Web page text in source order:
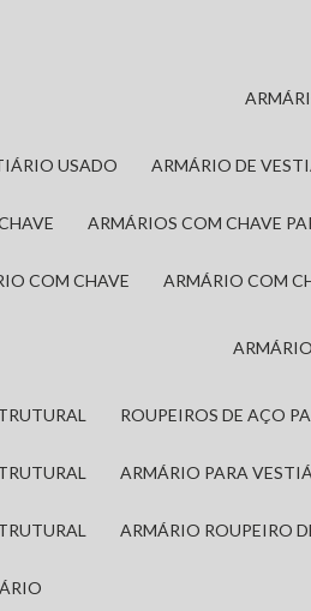
USADO ARMÁRIO DE
ARMÁRIOS COM CHAVE
COM CHAVE ARMÁRIO COM
ROUPEIROS DE AÇO
ARMÁRIO PARA
ARMÁRIO ROUPEIRO